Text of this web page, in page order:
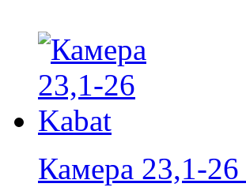
Камера 23,1-